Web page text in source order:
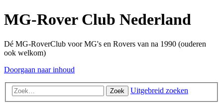
MG-Rover Club Nederland
Dé MG-RoverClub voor MG's en Rovers van na 1990 (ouderen
ook welkom)
Doorgaan naar inhoud
Zoek Uitgebreid zoeken